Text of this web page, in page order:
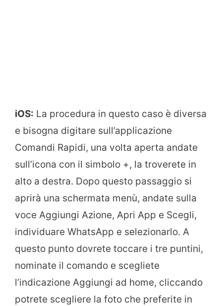
iOS: La procedura in questo caso è diversa
e bisogna digitare sull’applicazione
Comandi Rapidi, una volta aperta andate
sull’icona con il simbolo +, la troverete in
alto a destra. Dopo questo passaggio si
aprirà una schermata menù, andate sulla
voce Aggiungi Azione, Apri App e Scegli,
individuare WhatsApp e selezionarlo. A
questo punto dovrete toccare i tre puntini,
nominate il comando e scegliete
l’indicazione Aggiungi ad home, cliccando
potrete scegliere la foto che preferite in